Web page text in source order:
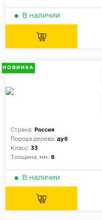
В наличии
НОВИНКА
Страна:
Россия
Порода дерева: дуб
Класс: 33
Толщина, мм: 8
В наличии